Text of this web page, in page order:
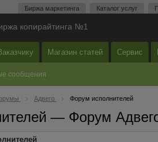
Биржа маркетинга Каталог услуг
копирайтинга №1
Магазин статей Сервис
сообщения
Адвего Форум исполнителей
— Форум